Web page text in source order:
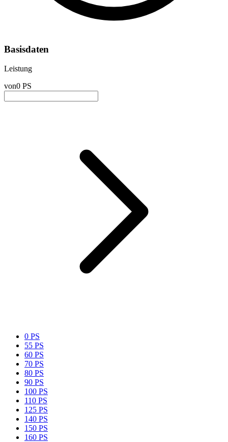
Basisdaten
Leistung
von0 PS
0 PS
55 PS
60 PS
70 PS
80 PS
90 PS
100 PS
110 PS
125 PS
140 PS
150 PS
160 PS